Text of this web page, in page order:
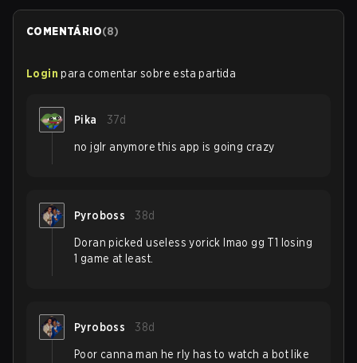
COMENTÁRIO(8)
Login para comentar sobre esta partida
Pika 37d
no jglr anymore this app is going crazy
Pyroboss 38d
Doran picked useless yorick lmao gg T1 losing
1 game at least.
Pyroboss 38d
Poor canna man he rly has to watch a bot like